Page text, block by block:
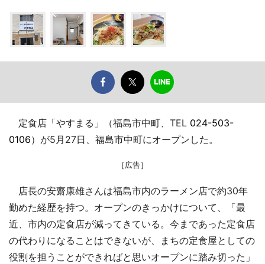
定食店「やすまる」（福島市中町、TEL 024-503-
0106）が5月27日、福島市中町にオープンした。
［広告］
店長の安齋康雄さんは福島市内のラーメン店で約30年
勤めた経歴を持つ。オープンのきっかけについて、「最
近、市内の定食店が減ってきている。今まであった定食店
の代わりになることはできないが、まちの定食屋としての
役割を担うことができればと思いオープンに踏み切った」